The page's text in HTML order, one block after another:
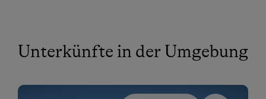
Unterkünfte in der Umgebung